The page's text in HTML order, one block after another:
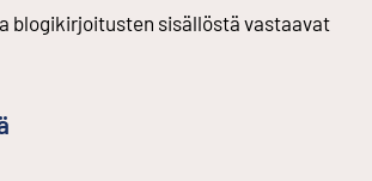
blogikirjoitusten sisällöstä vastaavat